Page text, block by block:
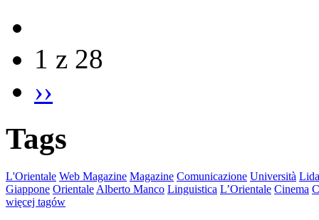
1 z 28
››
Tags
L'Orientale Web Magazine Magazine Comunicazione Università
Giappone Orientale Alberto Manco Linguistica L’Orientale Cinema
więcej tagów